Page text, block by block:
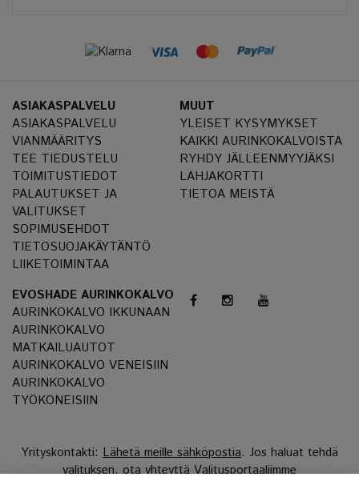
ASIAKASPALVELU
ASIAKASPALVELU
VIANMÄÄRITYS
TEE TIEDUSTELU
TOIMITUSTIEDOT
PALAUTUKSET JA
VALITUKSET
SOPIMUSEHDOT
TIETOSUOJAKÄYTÄNTÖ
LIIKETOIMINTAA
MUUT
YLEISET KYSYMYKSET
KAIKKI AURINKOKALVOISTA
RYHDY JÄLLEENMYYJÄKSI
LAHJAKORTTI
TIETOA MEISTÄ
EVOSHADE AURINKOKALVO
AURINKOKALVO IKKUNAAN
AURINKOKALVO
MATKAILUAUTOT
AURINKOKALVO VENEISIIN
AURINKOKALVO
TYÖKONEISIIN
Yrityskontakti: Lähetä meille sähköpostia. Jos haluat tehdä
valituksen, ota yhteyttäValitusportaaliimme